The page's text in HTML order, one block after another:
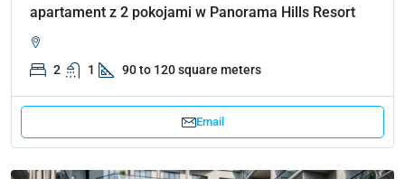
apartament z 2 pokojami w Panorama Hills Resort
2 1 90 to 120 square meters
Email